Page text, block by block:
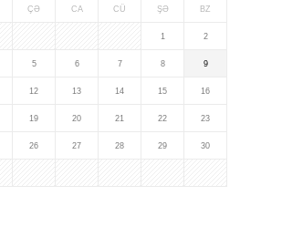
ÇƏ CA CÜ ŞƏ BZ
1 2
5 6 7 8 9
12 13 14 15 16
19 20 21 22 23
26 27 28 29 30